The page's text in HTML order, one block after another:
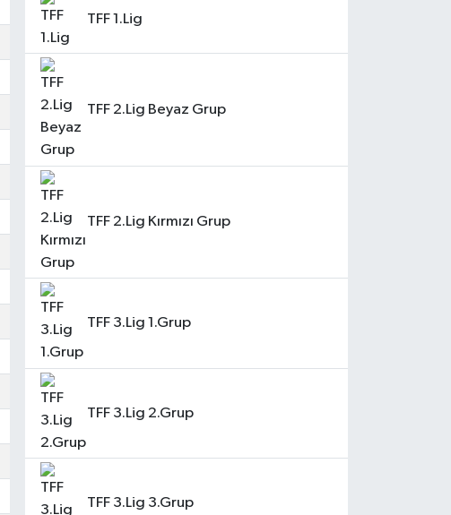
TFF 1.Lig
TFF 2.Lig Beyaz Grup
TFF 2.Lig Kırmızı Grup
TFF 3.Lig 1.Grup
TFF 3.Lig 2.Grup
TFF 3.Lig 3.Grup